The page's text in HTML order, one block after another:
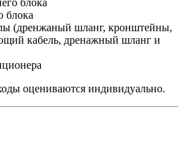
блока
блока
(дренжаный шланг, кронштейны,
кабель, дренажный шланг и
оцениваются индивидуально.